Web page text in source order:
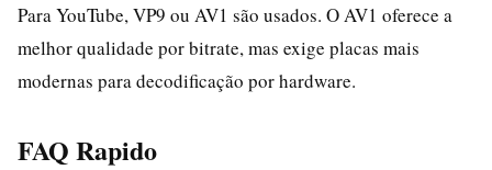
Para YouTube, VP9 ou AV1 são usados. O AV1 oferece a
melhor qualidade por bitrate, mas exige placas mais
modernas para decodificação por hardware.
FAQ Rapido